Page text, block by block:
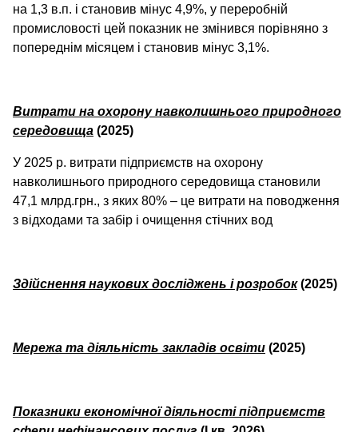
на 1,3 в.п. і становив мінус 4,9%, у переробній
промисловості цей показник не змінився порівняно з
попереднім місяцем і становив мінус 3,1%.
Витрати на охорону навколишнього природного
середовища (2025)
У 2025 р. витрати підприємств на охорону
навколишнього природного середовища становили
47,1 млрд.грн., з яких 80% – це витрати на поводження
з відходами та забір і очищення стічних вод
Здійснення наукових досліджень і розробок(2025)
Мережа та діяльність закладів освіти (2025)
Показники економічної діяльності підприємств